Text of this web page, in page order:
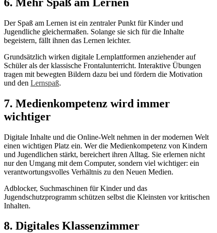
Der Spaß am Lernen ist ein zentraler Punkt für Kinder und
Jugendliche gleichermaßen. Solange sie sich für die Inhalte
begeistern, fällt ihnen das Lernen leichter.
Grundsätzlich wirken digitale Lernplattformen anziehender auf
Schüler als der klassische Frontalunterricht. Interaktive Übungen
tragen mit bewegten Bildern dazu bei und fördern die Motivation
und den Lernspaß.
7. Medienkompetenz wird immer
wichtiger
Digitale Inhalte und die Online-Welt nehmen in der modernen Welt
einen wichtigen Platz ein. Wer die Medienkompetenz von Kindern
und Jugendlichen stärkt, bereichert ihren Alltag. Sie erlernen nicht
nur den Umgang mit dem Computer, sondern viel wichtiger: ein
verantwortungsvolles Verhältnis zu den Neuen Medien.
Adblocker, Suchmaschinen für Kinder und das
Jugendschutzprogramm schützen selbst die Kleinsten vor kritischen
Inhalten.
8. Digitales Klassenzimmer